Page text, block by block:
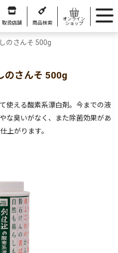
取扱店舗 商品検索
オンライン
ショップ
のさんそ 500g
のさんそ 500g
使える酸素系漂白剤。今までの液
な臭いがなく、また除菌効果があ
上がります。